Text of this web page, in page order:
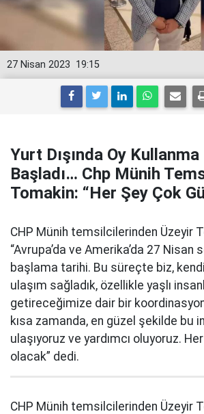
19:15
27 Nisan 2023
Yurt Dışında Oy
Başladı… Chp Münih
Tomakin: “Her Şey Çok
CHP Münih temsilcilerinden Üzeyir
“Avrupa’da ve Amerika’da 27 Nisan
başlama tarihi. Bu süreçte biz,
ulaşım sağladık, özellikle yaşlı
getireceğimize dair bir koordinasyon
kısa zamanda, en güzel şekilde bu
ulaşıyoruz ve yardımcı oluyoruz.
olacak” dedi.
CHP Münih temsilcilerinden Üzeyir